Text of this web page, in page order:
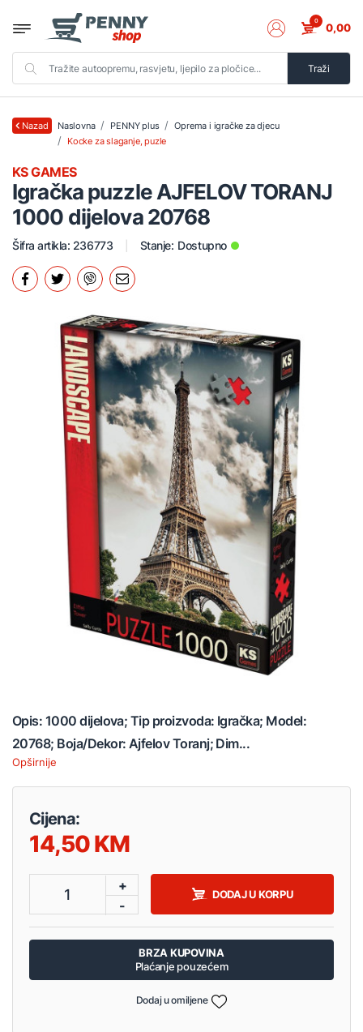
Traži
0 0,00
Nazad Naslovna PENNY plus
Oprema i igračke za djecu
Kocke za slaganje, puzle
Igračka puzzle AJFELOV TORANJ
1000 dijelova 20768
KS GAMES
Šifra artikla: 236773 Stanje: Dostupno
Opis: 1000 dijelova; Tip proizvoda: Igračka; Model:
20768; Boja/Dekor: Ajfelov Toranj; Dim...
Opširnije
Cijena:
14,50
1
+
-
DODAJ U KORPU
BRZA KUPOVINA
Plaćanje pouzećem
Dodaj u omiljene